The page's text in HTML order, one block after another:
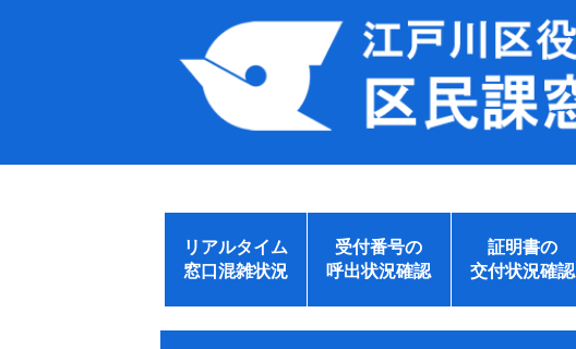
リアルタイム
窓口混雑状況
受付番号の
呼出状況確認
証明書の
交付状況確認